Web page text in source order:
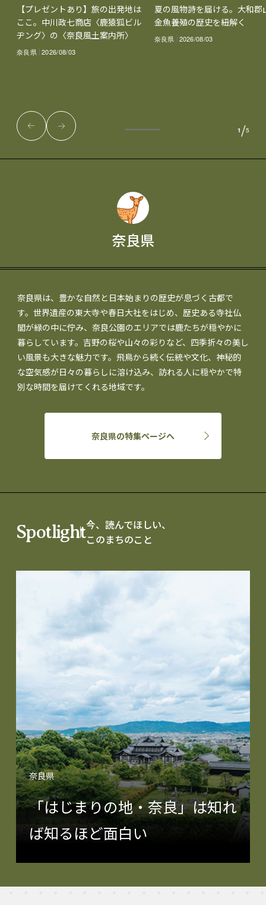
奈良県
奈良県は、豊かな自然と日本始まりの歴史が息づく古都で
す。世界遺産の東大寺や春日大社をはじめ、歴史ある寺社仏
閣が緑の中に佇み、奈良公園のエリアでは鹿たちが穏やかに
暮らしています。吉野の桜や山々の彩りなど、四季折々の美し
い風景も大きな魅力です。飛鳥から続く伝統や文化、神秘的
な空気感が日々の暮らしに溶け込み、訪れる人に穏やかで特
別な時間を届けてくれる地域です。
奈良県の特集ページへ
【プレゼントあり】旅の出発地は
ここ。中川政七商店〈鹿猿狐ビル
ヂング〉の〈奈良風土案内所〉
奈良県 2026/08/03
夏の風物詩を届ける。大和郡
金魚養殖の歴史を紐解く
奈良県 2026/08/03
1 /5
Spotlight今、読んでほしい、
このまちのこと
奈良県
「はじまりの地・奈良」は知れ
ば知るほど面白い